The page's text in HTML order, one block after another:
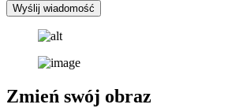
Wyślij wiadomość
Zmień swój obraz